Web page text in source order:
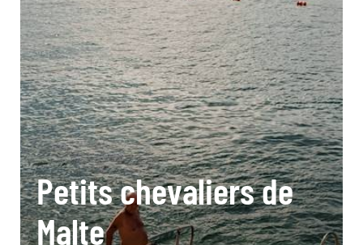
Petits chevaliers de
Malte